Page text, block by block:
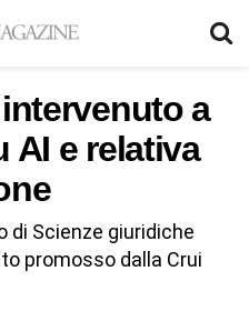
a
AI e relativa
di Scienze giuridiche
promosso dalla Crui